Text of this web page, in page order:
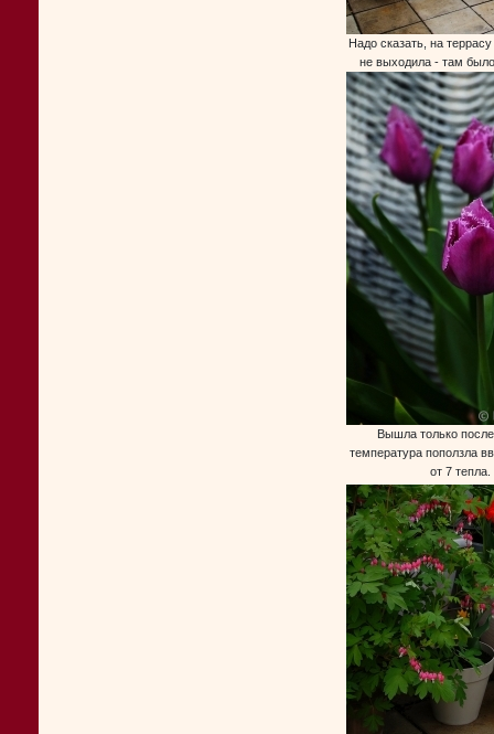
Надо сказать, на
не выходила - там
Вышла только после
температура поползла
от 7 тепла.